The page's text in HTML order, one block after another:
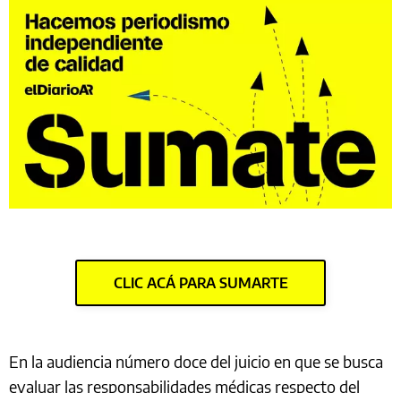
CLIC ACÁ PARA SUMARTE
En la audiencia número doce del juicio en que se busca
evaluar las responsabilidades médicas respecto del